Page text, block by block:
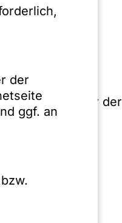
der
ggf. an
einiger der
verteiltes